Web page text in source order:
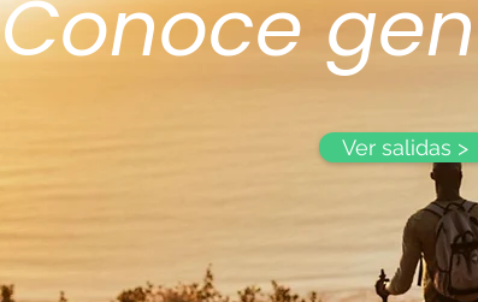
Conoce
Ver salidas >